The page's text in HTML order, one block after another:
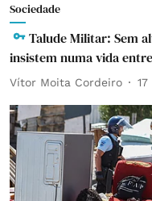
Sociedade
Talude Militar: Sem
insistem numa vida
Vítor Moita Cordeiro